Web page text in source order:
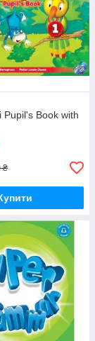
Pupil's Book with
₴